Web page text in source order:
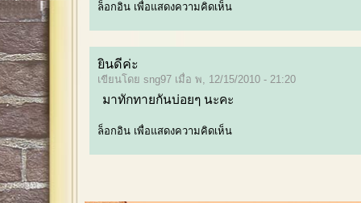
ล็อกอิน เพื่อแสดงความคิดเห็น
ยินดีค่ะ
เขียนโดย sng97 เมื่อ พ, 12/15/2010 - 21:20
มาทักทายกันบ่อยๆ นะคะ
ล็อกอิน เพื่อแสดงความคิดเห็น